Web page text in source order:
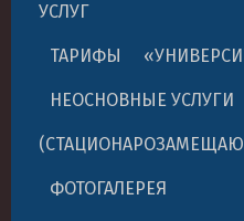
УСЛУГ
ТАРИФЫ
НЕОСНОВНЫЕ УСЛУГИ
ФОТОГАЛЕРЕЯ